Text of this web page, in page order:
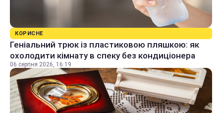
КОРИСНЕ
Геніальний трюк із пластиковою пляшкою: як
охолодити кімнату в спеку без кондиціонера
06 серпня 2026, 16:19